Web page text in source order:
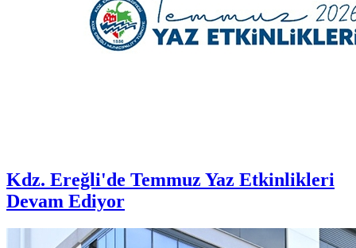
Kdz. Ereğli'de Temmuz Yaz Etkinlikleri
Devam Ediyor